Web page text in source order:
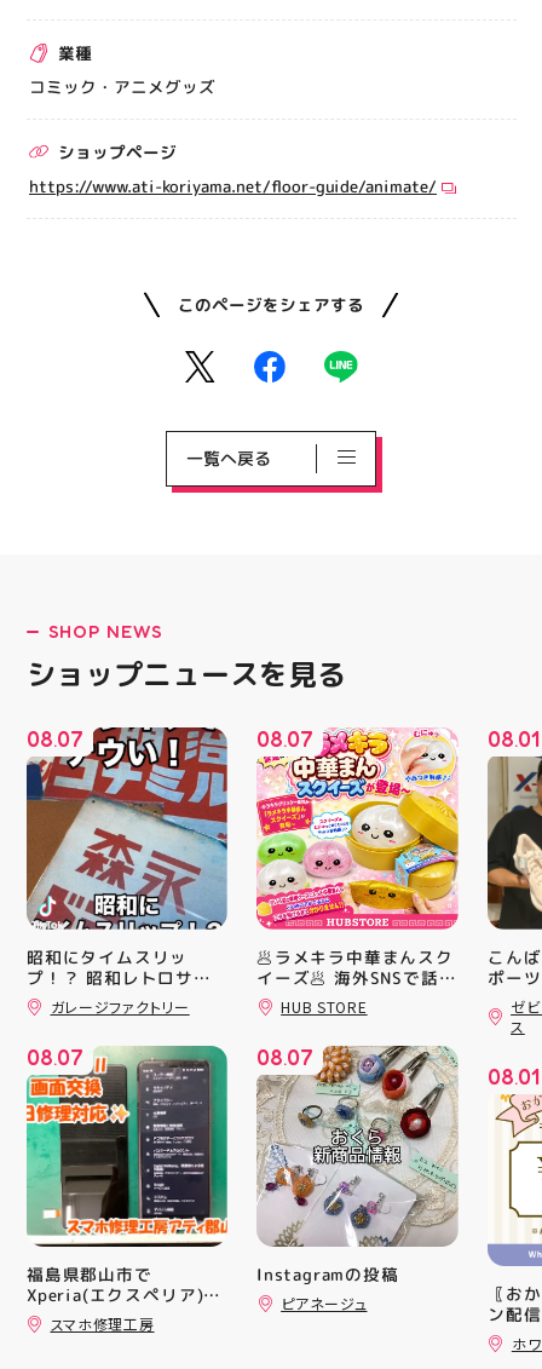
催事出店募集
アティビジョンについて
業種
コミック・アニメグッズ
ショップページ
https://www.ati-koriyama.net/floor-guide/animate/
このページをシェアする
一覧へ戻る
SHOP NEWS
ショップニュースを見る
08.07
昭和にタイムスリッ
プ！？ 昭和レトロサイ
ンボード大量入荷しまし
た！ 今回はお菓子系を
屋に飾ればバッチグー
郡山駅前 アティ郡山4F
“ガレージファクトリ
ー”へ遊びに来てね️‍️‍️‍ #福
島 #郡山 #郡山駅前 #雑
貨屋 #昭和レトロ
ガレージファクトリー
08.07
福島県郡山市で
Xperia(エクスペリア)の
画面交換も即日修理対応
😊💪
スマホ修理工房
08.07
🥟ラメキラ中華まんスク
イーズ🥟 海外SNSで話題
沸騰中 ラメキラ中華ま
んスクイーズが新登場！
が とにかくかわいい♪ む
にゅっとクセになる や
みつき触感がたまらな
い…！ せいろ型ケース
に入っていて どの色の
子が出るかは 開けてか
らのお楽しみ #ラメキラ
中華まん #スクイーズ #
中華まんグッズ #海外ト
レンド #むにゅむにゅ
シル活 新商品入荷
HUBSTORE
HUB STORE
08.07
Instagramの投稿
ピアネージュ
08.01
こん
ポー
ティ
日の
クス
6」の
徴と
反発
搭載
追加
上さ
トレ
ショ
ンと
備え
ウー
ゼ
ス
08.01
〖お
ン配
ッパ
￥
ホ